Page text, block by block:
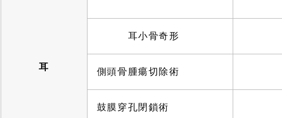
耳
耳小骨奇形
側頭骨腫瘍切除術
鼓膜穿孔閉鎖術